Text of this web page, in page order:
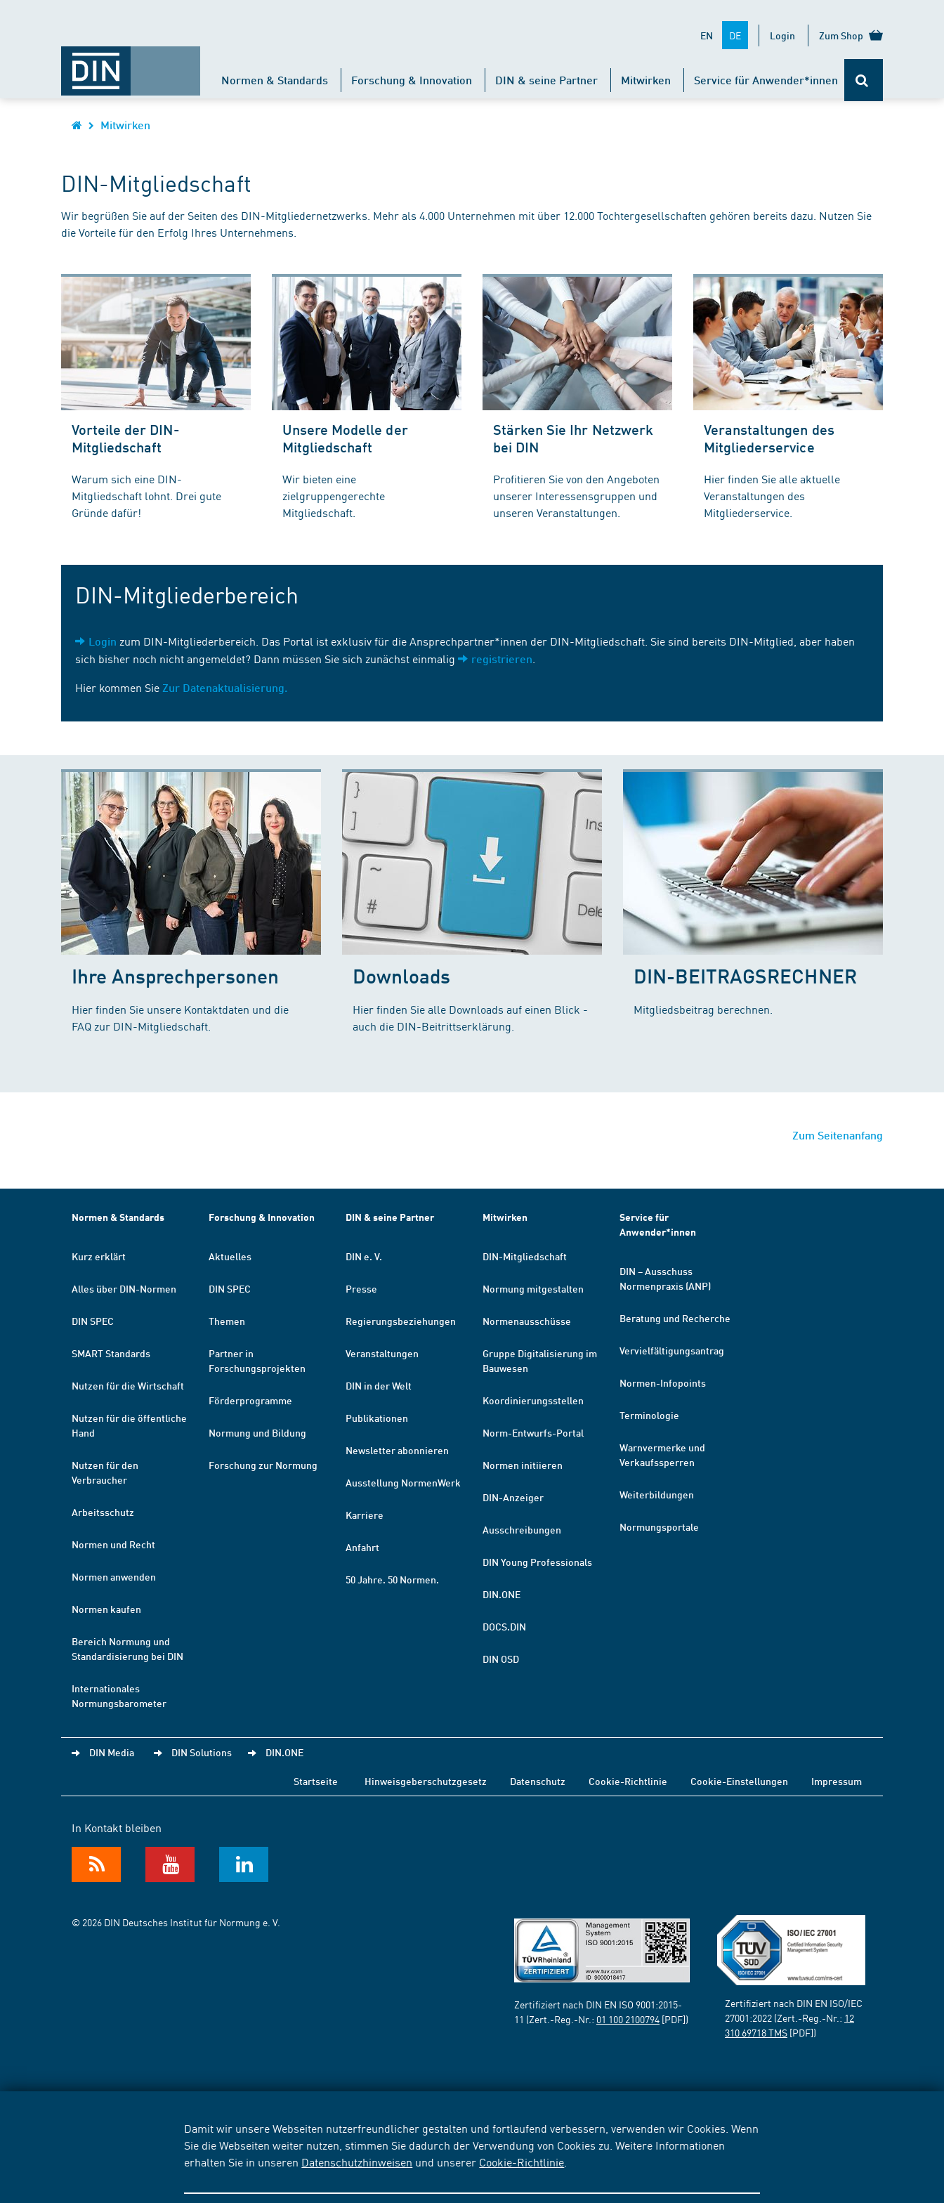
Damit wir unsere Webseiten nutzerfreundlicher gestalten und fortlaufend verbessern, verwenden wir Cookies. Wenn
Sie die Webseiten weiter nutzen, stimmen Sie dadurch der Verwendung von Cookies zu. Weitere Informationen
erhalten Sie in unseren Datenschutzhinweisen und unserer Cookie-Richtlinie
EN DE Login Zum Shop
Normen & Standards Forschung & Innovation DIN & seine Partner Mitwirken Service für Anwender*innen
Mitwirken
DIN-Mitgliedschaft
Wir begrüßen Sie auf der Seiten des DIN-Mitgliedernetzwerks. Mehr als 4.000 Unternehmen mit über 12.000 Tochtergesellschaften gehören bereits dazu. Nutzen Sie
die Vorteile für den Erfolg Ihres Unternehmens.
Vorteile der DIN-
Mitgliedschaft
Warum sich eine DIN-
Mitgliedschaft lohnt. Drei gute
Gründe dafür!
Unsere Modelle der
Mitgliedschaft
Wir bieten eine
zielgruppengerechte
Mitgliedschaft.
Stärken Sie Ihr Netzwerk
bei DIN
Profitieren Sie von den Angeboten
unserer Interessensgruppen und
unseren Veranstaltungen.
Veranstaltungen des
Mitgliederservice
Hier finden Sie alle aktuelle
Veranstaltungen des
Mitgliederservice.
DIN-Mitgliederbereich
Login zum DIN-Mitgliederbereich. Das Portal ist exklusiv für die Ansprechpartner*innen der DIN-Mitgliedschaft. Sie sind bereits DIN-Mitglied, aber haben
sich bisher noch nicht angemeldet? Dann müssen Sie sich zunächst einmalig
registrieren
Hier kommen Sie Zur Datenaktualisierung.
Ihre Ansprechpersonen
Hier finden Sie unsere Kontaktdaten und die
FAQ zur DIN-Mitgliedschaft.
Downloads
Hier finden Sie alle Downloads auf einen Blick -
auch die DIN-Beitrittserklärung.
DIN-BEITRAGSRECHNER
Mitgliedsbeitrag berechnen.
Zum Seitenanfang
Normen & Standards
Kurz erklärt
Alles über DIN-Normen
DIN SPEC
SMART Standards
Nutzen für die Wirtschaft
Nutzen für die öffentliche
Hand
Nutzen für den
Verbraucher
Arbeitsschutz
Normen und Recht
Normen anwenden
Normen kaufen
Bereich Normung und
Standardisierung bei DIN
Internationales
Normungsbarometer
Forschung & Innovation
Aktuelles
DIN SPEC
Themen
Partner in
Forschungsprojekten
Förderprogramme
Normung und Bildung
Forschung zur Normung
DIN & seine Partner
DIN e. V.
Presse
Regierungsbeziehungen
Veranstaltungen
DIN in der Welt
Publikationen
Newsletter abonnieren
Ausstellung NormenWerk
Karriere
Anfahrt
50 Jahre. 50 Normen.
Mitwirken
DIN-Mitgliedschaft
Normung mitgestalten
Normenausschüsse
Gruppe Digitalisierung im
Bauwesen
Koordinierungsstellen
Norm-Entwurfs-Portal
Normen initiieren
DIN-Anzeiger
Ausschreibungen
DIN Young Professionals
DIN.ONE
DOCS.DIN
DIN OSD
Service für
Anwender*innen
DIN – Ausschuss
Normenpraxis (ANP)
Beratung und Recherche
Vervielfältigungsantrag
Normen-Infopoints
Terminologie
Warnvermerke und
Verkaufssperren
Weiterbildungen
Normungsportale
DIN Media DIN Solutions DIN.ONE
Startseite Hinweisgeberschutzgesetz Datenschutz Cookie-Richtlinie Cookie-Einstellungen Impressum
In Kontakt bleiben
© 2026 DIN Deutsches Institut für Normung e. V.
Zertifiziert nach DIN EN ISO 9001:2015-
11 (Zert.-Reg.-Nr.: 01 100 2100794 [PDF])
Zertifiziert nach DIN EN ISO/IEC
27001:2022 (Zert.-Reg.-Nr.: 12
310 69718 TMS [PDF])